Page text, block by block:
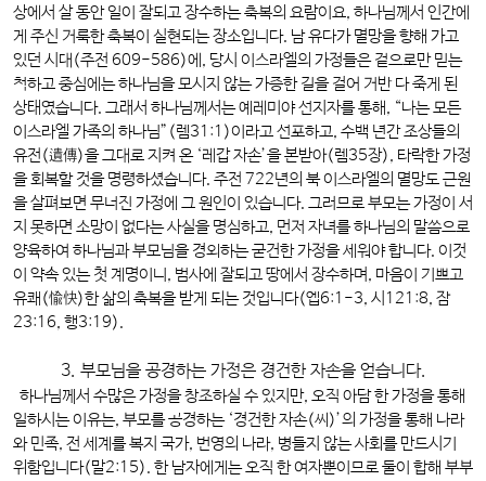
상에서 살 동안 일이 잘되고 장수하는 축복의 요람이요, 하나님께서 인간에
게 주신 거룩한 축복이 실현되는 장소입니다. 남 유다가 멸망을 향해 가고
있던 시대(주전 609-586)에, 당시 이스라엘의 가정들은 겉으로만 믿는
척하고 중심에는 하나님을 모시지 않는 가증한 길을 걸어 거반 다 죽게 된
상태였습니다. 그래서 하나님께서는 예레미야 선지자를 통해, “나는 모든
이스라엘 가족의 하나님”(렘31:1)이라고 선포하고, 수백 년간 조상들의
유전(遺傳)을 그대로 지켜 온 ‘레갑 자손’을 본받아(렘35장), 타락한 가정
을 회복할 것을 명령하셨습니다. 주전 722년의 북 이스라엘의 멸망도 근원
을 살펴보면 무너진 가정에 그 원인이 있습니다. 그러므로 부모는 가정이 서
지 못하면 소망이 없다는 사실을 명심하고, 먼저 자녀를 하나님의 말씀으로
양육하여 하나님과 부모님을 경외하는 굳건한 가정을 세워야 합니다. 이것
이 약속 있는 첫 계명이니, 범사에 잘되고 땅에서 장수하며, 마음이 기쁘고
유쾌(愉快)한 삶의 축복을 받게 되는 것입니다(엡6:1-3, 시121:8, 잠
23:16, 행3:19).
3. 부모님을 공경하는 가정은 경건한 자손을 얻습니다.
하나님께서 수많은 가정을 창조하실 수 있지만, 오직 아담 한 가정을 통해
일하시는 이유는, 부모를 공경하는 ‘경건한 자손(씨)’의 가정을 통해 나라
와 민족, 전 세계를 복지 국가, 번영의 나라, 병들지 않는 사회를 만드시기
위함입니다(말2:15). 한 남자에게는 오직 한 여자뿐이므로 둘이 합해 부부